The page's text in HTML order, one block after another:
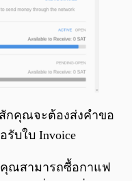
กคุณจะต้องส่งคำขอ
รับใบ Invoice
คุณสามารถซื้อกาแฟ